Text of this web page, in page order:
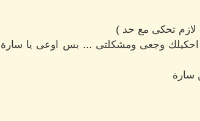
لازم تحكى مع حد )
وجعى ومشكلتى ... بس اوعى يا سارة
سارة